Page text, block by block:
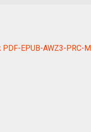
EPUB-AWZ3-PRC-